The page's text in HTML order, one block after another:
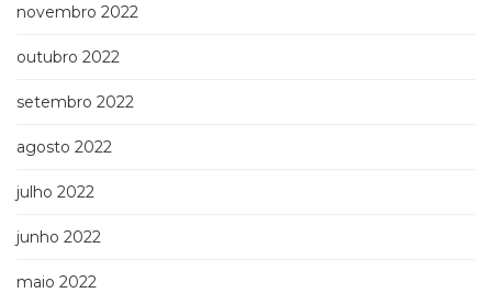
novembro 2022
outubro 2022
setembro 2022
agosto 2022
julho 2022
junho 2022
maio 2022